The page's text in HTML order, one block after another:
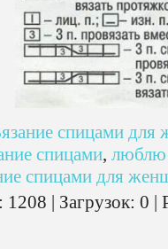
спицами для
спицами, люблю
спицами для
: 1208 | Загрузок: 0 |